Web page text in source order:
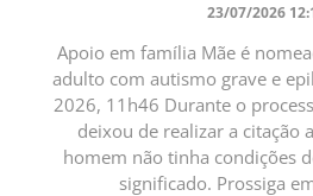
23/07/2026
Apoio em família Mãe é
adulto com autismo grave e
2026, 11h46 Durante o
deixou de realizar a citação
homem não tinha condições
significado. Prossiga